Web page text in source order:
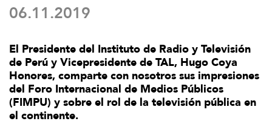
06.11.2019
El Presidente del Instituto de Radio y Televisión
de Perú y Vicepresidente de TAL, Hugo Coya
Honores, comparte con nosotros sus impresiones
del Foro Internacional de Medios Públicos
(FIMPU) y sobre el rol de la televisión pública en
el continente.